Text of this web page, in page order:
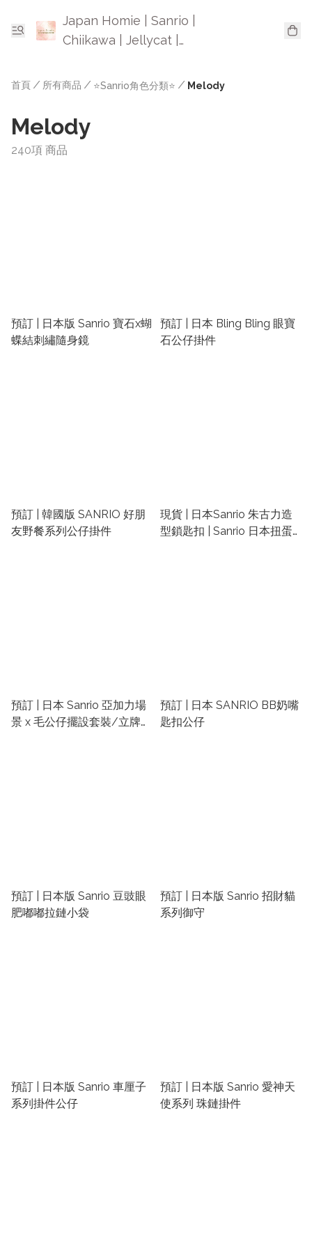
Japan Homie | Sanrio |
Chiikawa | Jellycat |
首頁 / 所有商品 / ⭐Sanrio角色分類⭐ / Melody
Melody
240項 商品
預訂 | 日本版 Sanrio 寶石x蝴
蝶結刺繡隨身鏡
預訂 | 日本 Bling Bling 眼寶
石公仔掛件
預訂 | 韓國版 SANRIO 好朋
友野餐系列公仔掛件
現貨 | 日本Sanrio 朱古力造
型鎖匙扣 | Sanrio 日本扭蛋
預訂 | 日本 Sanrio 亞加力場
景 x 毛公仔擺設套裝/立牌擺
預訂 | 日本 SANRIO BB奶嘴
匙扣公仔
預訂 | 日本版 Sanrio 豆豉眼
肥嘟嘟拉鏈小袋
預訂 | 日本版 Sanrio 招財貓
系列御守
預訂 | 日本版 Sanrio 車厘子
系列掛件公仔
預訂 | 日本版 Sanrio 愛神天
使系列 珠鏈掛件